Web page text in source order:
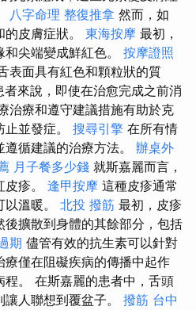
八字命理 整復推拿 然而，如
皮膚症狀。 東海按摩 最初，
尖端變成鮮紅色。 按摩證照
表面具有紅色和顆粒狀的質
者來說，即使在治愈完成之前消
治療和遵守建議措施有助於克
並發症。 搜尋引擎 在所有情
循建議的治療方法。 辦桌外
月子餐多少錢 就斯嘉麗而言，
疹。 逢甲按摩 這種皮疹通常
溫暖。 北投 撥筋 最初，皮疹
擴散到身體的其餘部分，包括
期 儘管有效的抗生素可以針對
僅在阻礙疾病的傳播中起作
。 在斯嘉麗的患者中，舌頭
人聯想到覆盆子。 撥筋 台中